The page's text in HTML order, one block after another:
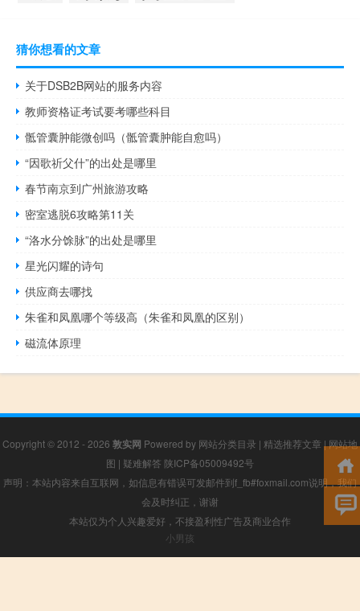
猜你想看的文章
关于DSB2B网站的服务内容
教师资格证考试要考哪些科目
骶管囊肿能微创吗（骶管囊肿能自愈吗）
“因歌祈父什”的出处是哪里
春节南京到广州旅游攻略
密室逃脱6攻略第11关
“洛水分馀脉”的出处是哪里
星光闪耀的诗句
供应商去哪找
朱雀和凤凰哪个等级高（朱雀和凤凰的区别）
磁流体原理
Copyright © 2012 - 2026 敦实网 Powered by 网站分类目录 | 精选推荐文章 |网站地
图 | 疑难解答 陕ICP备05009492号
声明：本站内容来自互联网，如信息有错误可发邮件到f_fb#foxmail.com说明，我们
会及时纠正，谢谢
本站仅为个人兴趣爱好，不接盈利性广告及商业合作
小男孩